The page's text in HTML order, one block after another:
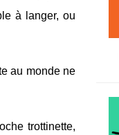
à langer, ou
au monde ne
trottinette,